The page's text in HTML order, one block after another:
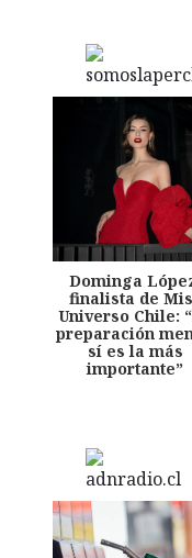
Dominga
finalista de
Universo Chile:
preparación
sí es la más
importante”